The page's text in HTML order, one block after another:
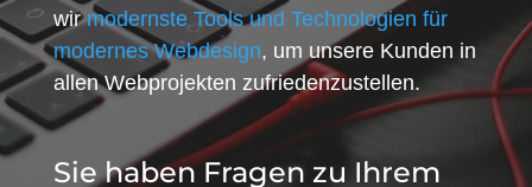
wirmodernste Tools und Technologien für
modernes Webdesign, um unsere Kunden in
allen Webprojekten zufriedenzustellen.
Sie haben Fragen zu Ihrem